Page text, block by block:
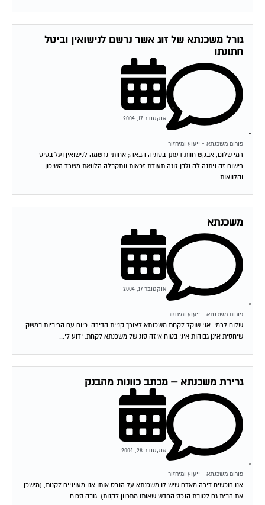
גורל משכנתא של זוג אשר נרשם לנישואין וביטל
חתונתו
פורום משכנתא - ייעוץ ומיחזור
אוקטובר 17, 2004
רמי שלום, אבקש חוות דעתך בסוגיה הבאה; אחותי נרשמה לנישואין ועל בסיס
רישום זה ניתנה לה ולבן זוגה תעודת זכאות ונתקבלה הלוואת משרד השיכון
והלוואות...
משכנתא
פורום משכנתא - ייעוץ ומיחזור
אוקטובר 17, 2004
שלום לרמי. אני שוקל לקחת משכנתא לצורך קניית הדירה. כיום עם הריביות במשק
שיחסית אינן גבוהות איני בטוח איזה סוג של משכנתא לקחת. ידוע לי...
גרירת משכנתא – מכתב כוונות מהבנק
פורום משכנתא - ייעוץ ומיחזור
אוקטובר 28, 2004
אנו רוכשים דירה מאדם שיש לו משכנתא על הנכס אותו אנו מעויניים לקנות, (מישכן
את הבית גם לטובת הנכס החדש שאותו מתכוון לקנות). גובה סכום...